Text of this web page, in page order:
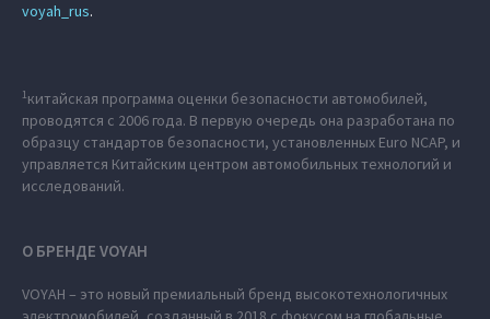
voyah_rus.
1китайская программа оценки безопасности автомобилей,
проводятся с 2006 года. В первую очередь она разработана по
образцу стандартов безопасности, установленных Euro NCAP, и
управляется Китайским центром автомобильных технологий и
исследований.
О БРЕНДЕ VOYAH
VOYAH – это новый премиальный бренд высокотехнологичных